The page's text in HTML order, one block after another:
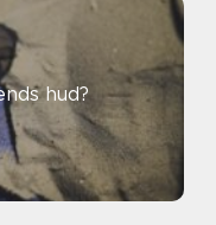
hud?